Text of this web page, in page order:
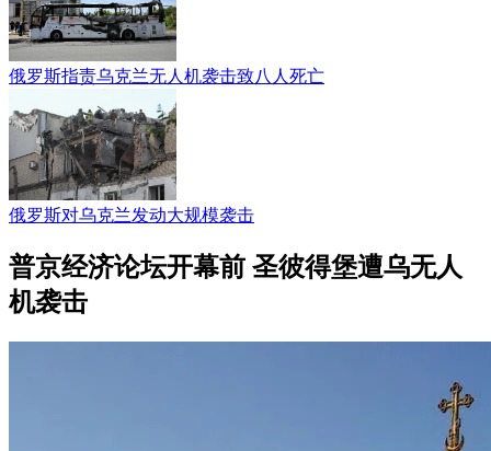
俄罗斯指责乌克兰无人机袭击致八人死亡
俄罗斯对乌克兰发动大规模袭击
普京经济论坛开幕前 圣彼得堡遭乌无人
机袭击